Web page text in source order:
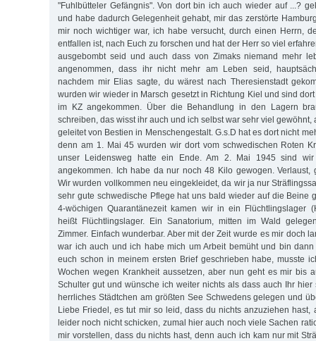
"Fuhlbütteler Gefängnis". Von dort bin ich auch wieder auf ...?
und habe dadurch Gelegenheit gehabt, mir das zerstörte
mir noch wichtiger war, ich habe versucht, durch einen Herrn,
entfallen ist, nach Euch zu forschen und hat der Herr so viel
ausgebombt seid und auch dass von Zimaks niemand mehr
angenommen, dass ihr nicht mehr am Leben seid,
nachdem mir Elias sagte, du wärest nach Theresienstadt
wurden wir wieder in Marsch gesetzt in Richtung Kiel und sind
im KZ angekommen. Über die Behandlung in den Lagern
schreiben, das wisst ihr auch und ich selbst war sehr viel gewöhnt,
geleitet von Bestien in Menschengestalt. G.s.D hat es dort nicht
denn am 1. Mai 45 wurden wir dort vom schwedischen Roten
unser Leidensweg hatte ein Ende. Am 2. Mai 1945 sind
angekommen. Ich habe da nur noch 48 Kilo gewogen. Verlaust,
Wir wurden vollkommen neu eingekleidet, da wir ja nur
sehr gute schwedische Pflege hat uns bald wieder auf die Beine
4-wöchigen Quarantänezeit kamen wir in ein Flücht­lings­lager
heißt Flüchtlingslager. Ein Sanatorium, mitten im Wald
Zimmer. Einfach wunderbar. Aber mit der Zeit wurde es mir doch
war ich auch und ich habe mich um Arbeit bemüht und bin
euch schon in meinem ersten Brief geschrieben habe, musste
Wochen wegen Krankheit aussetzen, aber nun geht es mir bis
Schulter gut und wünsche ich weiter nichts als dass auch Ihr hier
herrliches Städtchen am größten See Schwedens gelegen und
Liebe Friedel, es tut mir so leid, dass du nichts anzuziehen hast,
leider noch nicht schicken, zumal hier auch noch viele Sachen
mir vorstellen, dass du nichts hast, denn auch ich kam nur mit